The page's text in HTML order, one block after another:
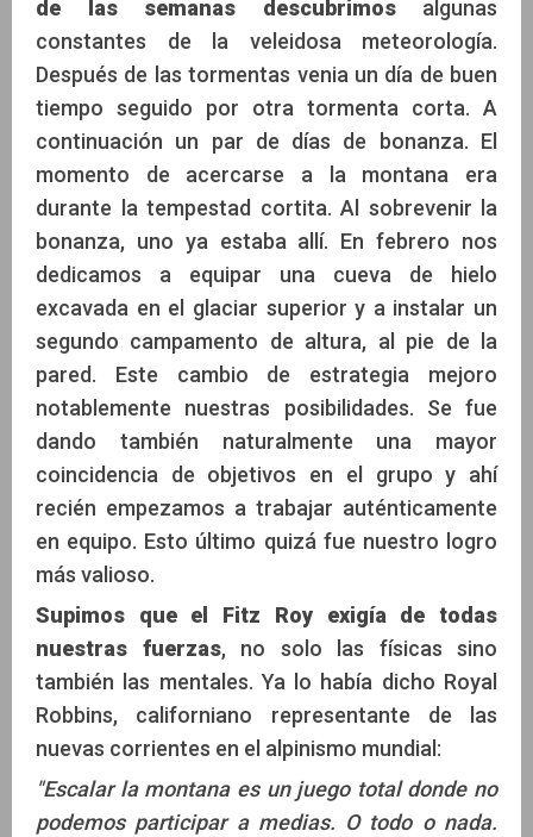
de las semanas descubrimosalgunas
constantes de la veleidosa meteorología.
Después de las tormentas venia un día de buen
tiempo seguido por otra tormenta corta. A
continuación un par de días de bonanza. El
momento de acercarse a la montana era
durante la tempestad cortita. Al sobrevenir la
bonanza, uno ya estaba allí. En febrero nos
dedicamos a equipar una cueva de hielo
excavada en el glaciar superior y a instalar un
segundo campamento de altura, al pie de la
pared. Este cambio de estrategia mejoro
notablemente nuestras posibilidades. Se fue
dando también naturalmente una mayor
coincidencia de objetivos en el grupo y ahí
recién empezamos a trabajar auténticamente
en equipo. Esto último quizá fue nuestro logro
más valioso.
Supimos que el Fitz Roy exigía de todas
nuestras fuerzas, no solo las físicas sino
también las mentales. Ya lo había dicho Royal
Robbins, californiano representante de las
nuevas corrientes en el alpinismo mundial:
"Escalar la montana es un juego total donde no
podemos participar a medias. O todo o nada.